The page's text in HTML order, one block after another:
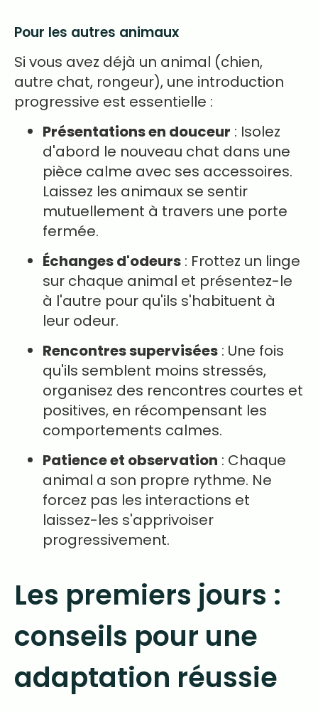
Pour les autres animaux
Si vous avez déjà un animal (chien,
autre chat, rongeur), une introduction
progressive est essentielle :
Présentations en douceur : Isolez
d'abord le nouveau chat dans une
pièce calme avec ses accessoires.
Laissez les animaux se sentir
mutuellement à travers une porte
fermée.
Échanges d'odeurs : Frottez un linge
sur chaque animal et présentez-le
à l'autre pour qu'ils s'habituent à
leur odeur.
Rencontres supervisées : Une fois
qu'ils semblent moins stressés,
organisez des rencontres courtes et
positives, en récompensant les
comportements calmes.
Patience et observation : Chaque
animal a son propre rythme. Ne
forcez pas les interactions et
laissez-les s'apprivoiser
progressivement.
Les premiers jours :
conseils pour une
adaptation réussie